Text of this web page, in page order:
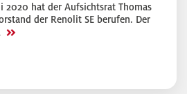
2020 hat der Aufsichtsrat Thomas
der Renolit SE berufen. Der
>>